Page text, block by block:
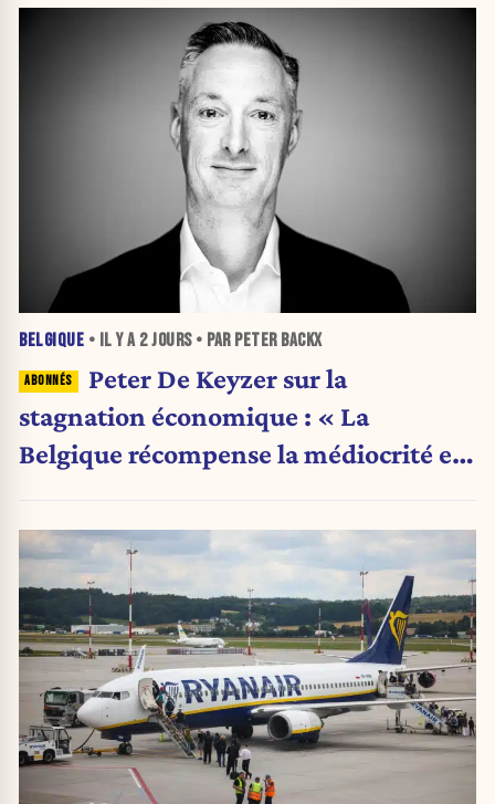
BELGIQUE • IL Y A 2 JOURS• PAR PETER BACKX
Peter De Keyzer sur la
stagnation économique : « La
Belgique récompense la médiocrité et